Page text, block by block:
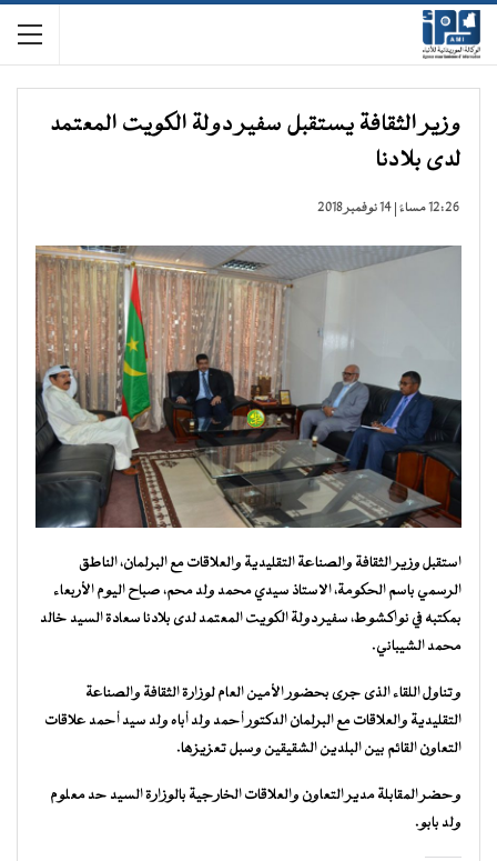
وزير الثقافة يستقبل سفير دولة الكويت المعتمد
لدى بلادنا
12:26 مساءً | 14 نوفمبر 2018
استقبل وزير الثقافة والصناعة التقليدية والعلاقات مع البرلمان، الناطق
الرسمي باسم الحكومة، الاستاذ سيدي محمد ولد محم، صباح اليوم الأربعاء
بمكتبه في نواكشوط، سفير دولة الكويت المعتمد لدى بلادنا سعادة السيد خالد
محمد الشيباني.
وتناول اللقاء الذى جرى بحضور الأمين العام لوزارة الثقافة والصناعة
التقليدية والعلاقات مع البرلمان الدكتور أحمد ولد أباه ولد سيد أحمد علاقات
التعاون القائم بين البلدين الشقيقين وسبل تعزيزها.
وحضر المقابلة مدير التعاون والعلاقات الخارجية بالوزارة السيد حد معلوم
ولد بابو.